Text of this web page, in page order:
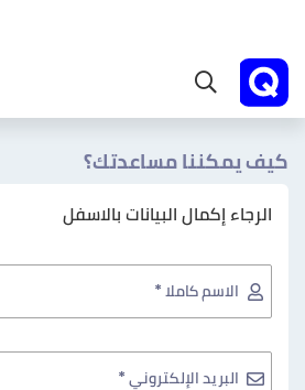
كيف يمكننا مساعدتك؟
الرجاء إكمال البيانات بالاسفل
الاسم كاملا *
البريد الإلكتروني *